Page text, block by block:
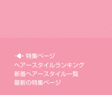
特集ページ
ヘアースタイルランキング
新着ヘアースタイル一覧
最新の特集ページ